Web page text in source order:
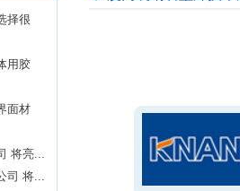
择很
用胶
面材
将亮...
司 将...